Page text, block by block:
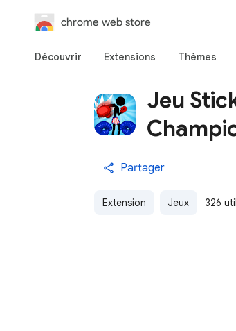
chrome web store
Découvrir Extensions Thèmes
Jeu
Partager
Extension Jeux 326